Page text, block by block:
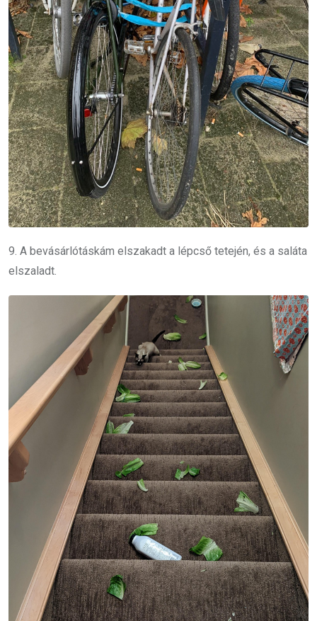
9. A bevásárlótáskám elszakadt a lépcső tetején, és a saláta
elszaladt.